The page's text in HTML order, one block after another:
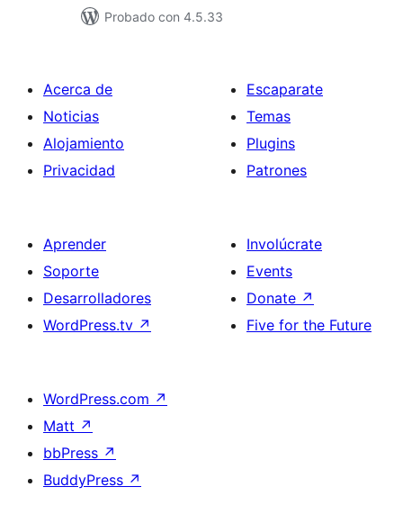
Probado con 4.5.33
Acerca de
Noticias
Alojamiento
Privacidad
Escaparate
Temas
Plugins
Patrones
Aprender
Soporte
Desarrolladores
WordPress.tv ↗
Involúcrate
Events
Donate ↗
Five for the Future
WordPress.com ↗
Matt ↗
bbPress ↗
BuddyPress ↗